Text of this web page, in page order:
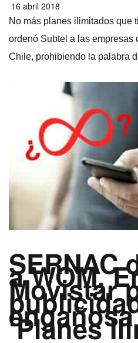
16 abril 2018
No más planes ilimitados que
ordenó Subtel a las empresas
Chile, prohibiendo la palabra
SERNAC
a WOM,
Movistar
‘Planes